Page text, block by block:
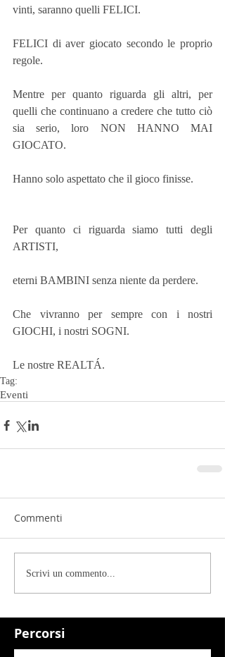
Percorsi
vinti, saranno quelli FELICI.
FELICI di aver giocato secondo le proprio
regole.
Mentre per quanto riguarda gli altri, per
quelli che continuano a credere che tutto ciò
sia serio, loro NON HANNO MAI
GIOCATO.
Hanno solo aspettato che il gioco finisse.
Per quanto ci riguarda siamo tutti degli
ARTISTI,
eterni BAMBINI senza niente da perdere.
Che vivranno per sempre con i nostri
GIOCHI, i nostri SOGNI.
Le nostre REALTÁ.
Tag:
Eventi
Commenti
Scrivi un commento...